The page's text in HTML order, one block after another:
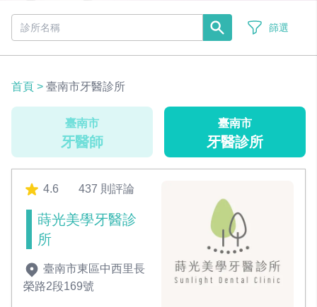
篩選
首頁 > 臺南市牙醫診所
臺南市
牙醫師
臺南市
牙醫診所
4.6 437 則評論
蒔光美學牙醫診
所
臺南市東區中西里長
榮路2段169號